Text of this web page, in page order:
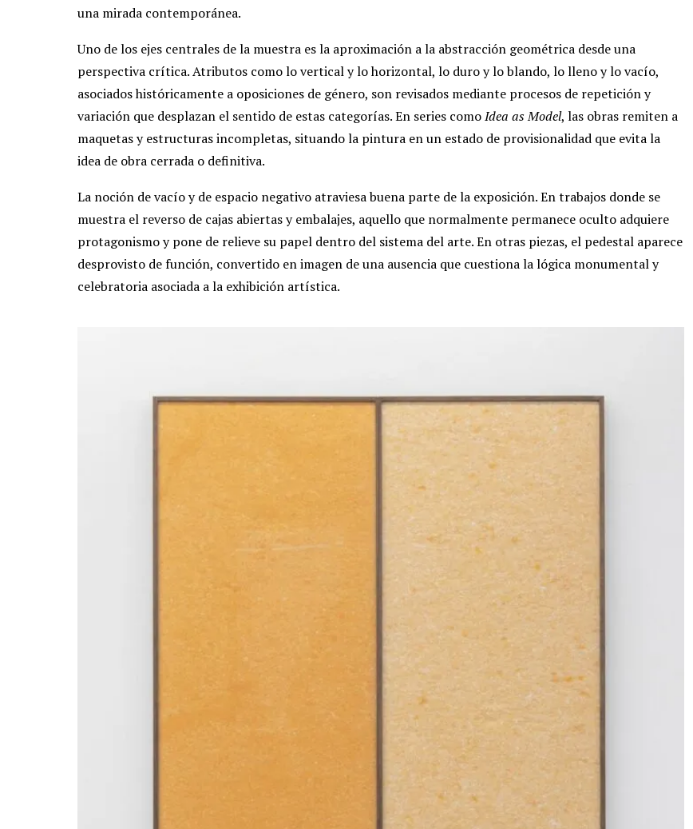
una mirada contemporánea.
Uno de los ejes centrales de la muestra es la aproximación a la abstracción geométrica desde una
perspectiva crítica. Atributos como lo vertical y lo horizontal, lo duro y lo blando, lo lleno y lo vacío,
asociados históricamente a oposiciones de género, son revisados mediante procesos de repetición y
variación que desplazan el sentido de estas categorías. En series comoIdea as Model, las obras remiten a
maquetas y estructuras incompletas, situando la pintura en un estado de provisionalidad que evita la
idea de obra cerrada o definitiva.
La noción de vacío y de espacio negativo atraviesa buena parte de la exposición. En trabajos donde se
muestra el reverso de cajas abiertas y embalajes, aquello que normalmente permanece oculto adquiere
protagonismo y pone de relieve su papel dentro del sistema del arte. En otras piezas, el pedestal aparece
desprovisto de función, convertido en imagen de una ausencia que cuestiona la lógica monumental y
celebratoria asociada a la exhibición artística.